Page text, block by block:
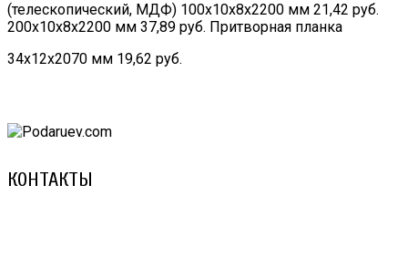
(телескопический, МДФ) 100х10х8х2200 мм 21,42 руб.
200х10х8х2200 мм 37,89 руб. Притворная планка
34х12х2070 мм 19,62 руб.
КОНТАКТЫ